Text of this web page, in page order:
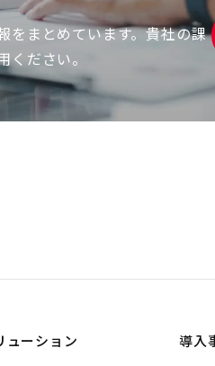
をまとめています。貴社の課
ださい。
ューション 導入